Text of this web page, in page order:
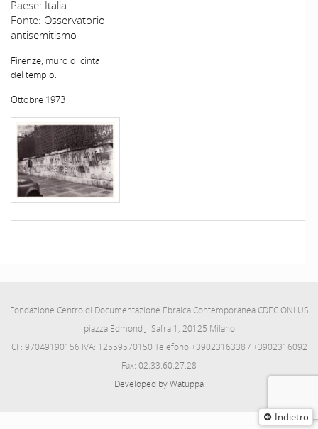
Indietro
Paese: Italia
Fonte: Osservatorio
antisemitismo
Firenze, muro di cinta
del tempio.
Ottobre 1973
Fondazione Centro di Documentazione Ebraica Contemporanea CDEC ONLUS
piazza Edmond J. Safra 1, 20125 Milano
CF: 97049190156 IVA: 12559570150 Telefono +3902316338 / +3902316092
Fax: 02.33.60.27.28
Developed by Watuppa